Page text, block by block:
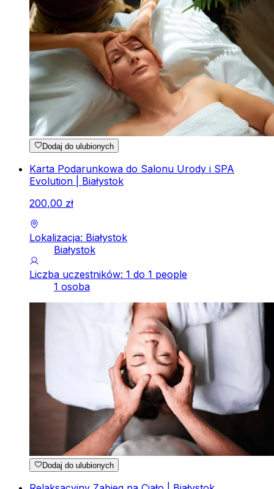
Dodaj do ulubionych
Karta Podarunkowa do Salonu Urody i SPA
Evolution | Białystok
200,00 zł
Lokalizacja: Białystok
Białystok
Liczba uczestników: 1 do 1 people
1 osoba
Dodaj do ulubionych